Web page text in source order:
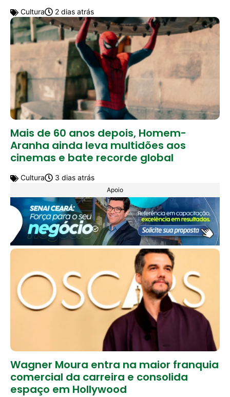
Cultura 2 dias atrás
Mais de 60 anos depois, Homem-
Aranha ainda leva multidões aos
cinemas e bate recorde global
Cultura 3 dias atrás
Apoio
Wagner Moura entra na maior franquia
comercial da carreira e consolida
espaço em Hollywood